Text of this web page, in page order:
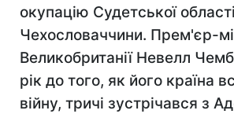
окупацію Судетської області
Чехословаччини. Прем'єр-
Великобританії Невелл
рік до того, як його країна
війну, тричі зустрічався з